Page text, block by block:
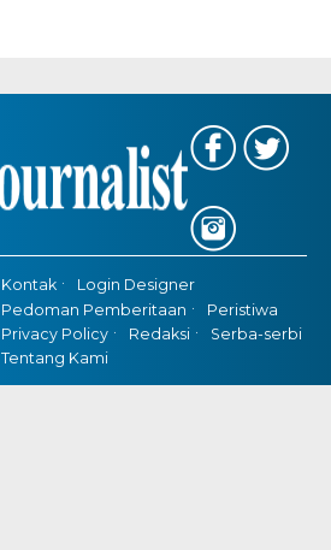
Kontak
Login Designer
Pedoman Pemberitaan
Peristiwa
Privacy Policy
Redaksi
Serba-serbi
Tentang Kami